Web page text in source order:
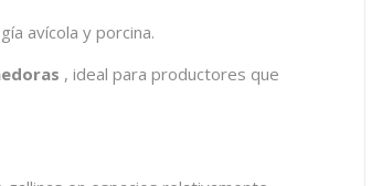
avícola y porcina.
, ideal para productores que